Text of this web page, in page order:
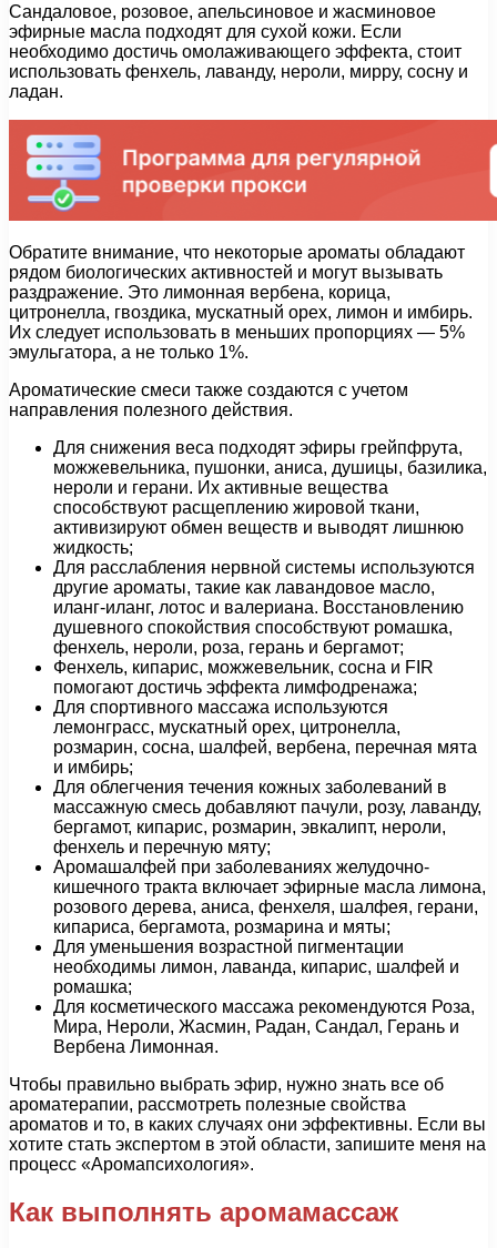
Сандаловое, розовое, апельсиновое и жасминовое
эфирные масла подходят для сухой кожи. Если
необходимо достичь омолаживающего эффекта, стоит
использовать фенхель, лаванду, нероли, мирру, сосну и
ладан.
Обратите внимание, что некоторые ароматы обладают
рядом биологических активностей и могут вызывать
раздражение. Это лимонная вербена, корица,
цитронелла, гвоздика, мускатный орех, лимон и имбирь.
Их следует использовать в меньших пропорциях — 5%
эмульгатора, а не только 1%.
Ароматические смеси также создаются с учетом
направления полезного действия.
Для снижения веса подходят эфиры грейпфрута,
можжевельника, пушонки, аниса, душицы, базилика,
нероли и герани. Их активные вещества
способствуют расщеплению жировой ткани,
активизируют обмен веществ и выводят лишнюю
жидкость;
Для расслабления нервной системы используются
другие ароматы, такие как лавандовое масло,
иланг-иланг, лотос и валериана. Восстановлению
душевного спокойствия способствуют ромашка,
фенхель, нероли, роза, герань и бергамот;
Фенхель, кипарис, можжевельник, сосна и FIR
помогают достичь эффекта лимфодренажа;
Для спортивного массажа используются
лемонграсс, мускатный орех, цитронелла,
розмарин, сосна, шалфей, вербена, перечная мята
и имбирь;
Для облегчения течения кожных заболеваний в
массажную смесь добавляют пачули, розу, лаванду,
бергамот, кипарис, розмарин, эвкалипт, нероли,
фенхель и перечную мяту;
Аромашалфей при заболеваниях желудочно-
кишечного тракта включает эфирные масла лимона,
розового дерева, аниса, фенхеля, шалфея, герани,
кипариса, бергамота, розмарина и мяты;
Для уменьшения возрастной пигментации
необходимы лимон, лаванда, кипарис, шалфей и
ромашка;
Для косметического массажа рекомендуются Роза,
Мира, Нероли, Жасмин, Радан, Сандал, Герань и
Вербена Лимонная.
Чтобы правильно выбрать эфир, нужно знать все об
ароматерапии, рассмотреть полезные свойства
ароматов и то, в каких случаях они эффективны. Если вы
хотите стать экспертом в этой области, запишите меня на
процесс «Аромапсихология».
Как выполнять аромамассаж